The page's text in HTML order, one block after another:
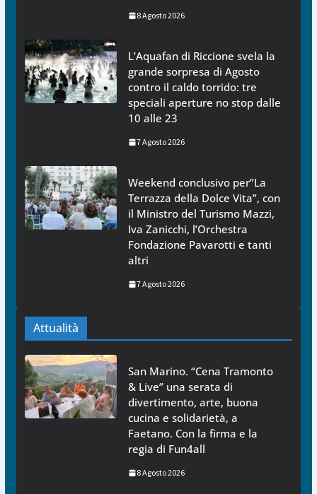
8 Agosto 2026
L’Aquafan di Riccione svela la
grande sorpresa di Agosto
contro il caldo torrido: tre
speciali aperture no stop dalle
10 alle 23
7 Agosto 2026
Weekend conclusivo per”La
Terrazza della Dolce Vita”, con
il Ministro del Turismo Mazzi,
Iva Zanicchi, l’Orchestra
Fondazione Pavarotti e tanti
altri
7 Agosto 2026
Attualità
San Marino. “Cena Tramonto
& Live” una serata di
divertimento, arte, buona
cucina e solidarietà, a
Faetano. Con la firma e la
regia di Fun4all
8 Agosto 2026